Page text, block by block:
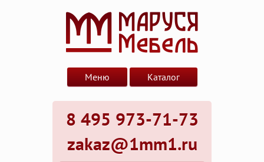
8 495 973-71-73
zakaz@1mm1.ru
Меню Каталог